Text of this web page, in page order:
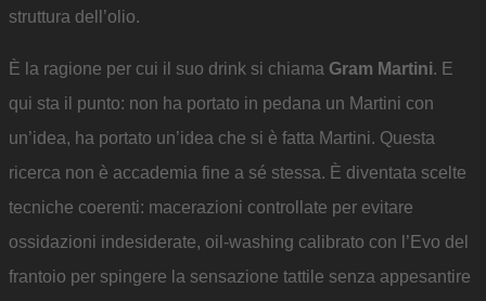
struttura dell’olio.
È la ragione per cui il suo drink si chiama Gram Martini. E
qui sta il punto: non ha portato in pedana un Martini con
un’idea, ha portato un’idea che si è fatta Martini. Questa
ricerca non è accademia fine a sé stessa. È diventata scelte
tecniche coerenti: macerazioni controllate per evitare
ossidazioni indesiderate, oil-washing calibrato con l’Evo del
frantoio per spingere la sensazione tattile senza appesantire